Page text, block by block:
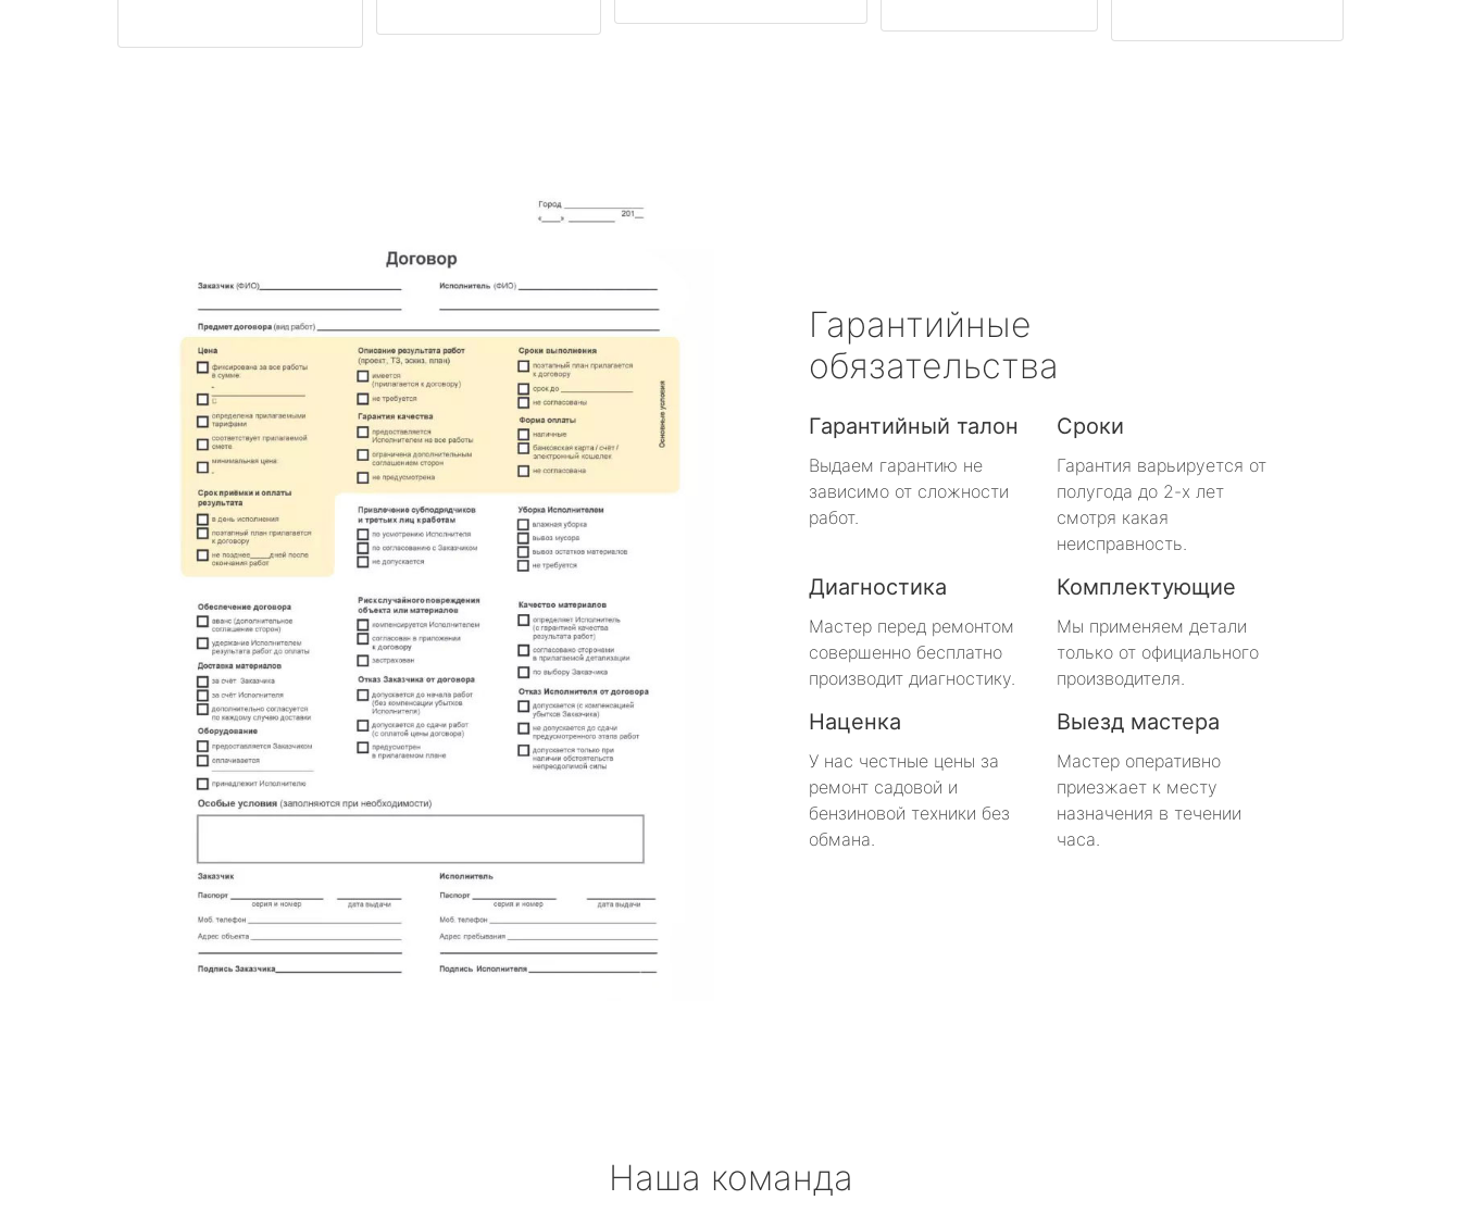
Гарантийные
обязательства
Гарантийный талон
Выдаем гарантию не
зависимо от сложности
работ.
Сроки
Гарантия варьируется от
полугода до 2-х лет
смотря какая
неисправность.
Диагностика
Мастер перед ремонтом
совершенно бесплатно
производит диагностику.
Комплектующие
Мы применяем детали
только от официального
производителя.
Наценка
У нас честные цены за
ремонт садовой и
бензиновой техники без
обмана.
Выезд мастера
Мастер оперативно
приезжает к месту
назначения в течении
часа.
Наша команда